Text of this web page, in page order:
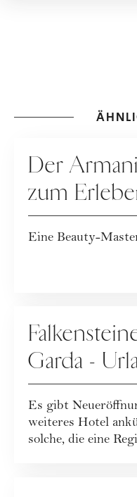
Der
zum
Eine Beauty-
Garda -
Es gibt
weiteres Hotel
solche, die eine